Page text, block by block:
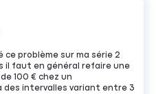
ce problème sur ma série 2
il faut en général refaire une
100 € chez un
des intervalles variant entre 3